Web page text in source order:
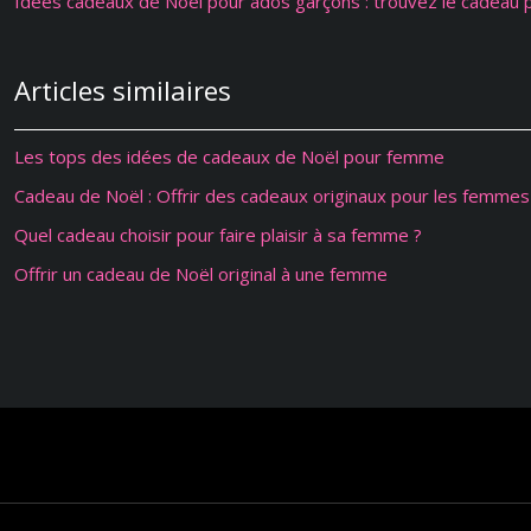
Articles similaires
Les tops des idées de cadeaux de Noël pour femme
Cadeau de Noël : Offrir des cadeaux originaux pour les femmes
Quel cadeau choisir pour faire plaisir à sa femme ?
Offrir un cadeau de Noël original à une femme